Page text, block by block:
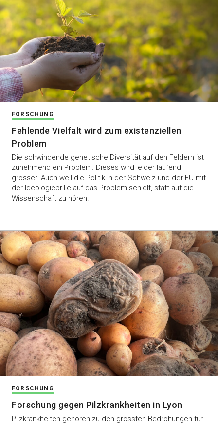
FORSCHUNG
Fehlende Vielfalt wird zum existenziellen
Problem
Die schwindende genetische Diversität auf den Feldern ist
zunehmend ein Problem. Dieses wird leider laufend
grösser. Auch weil die Politik in der Schweiz und der EU mit
der Ideologiebrille auf das Problem schielt, statt auf die
Wissenschaft zu hören.
FORSCHUNG
Forschung gegen Pilzkrankheiten in Lyon
Pilzkrankheiten gehören zu den grössten Bedrohungen für